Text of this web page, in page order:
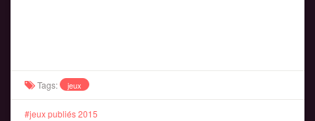
Tags: jeux
jeux publiés 2015